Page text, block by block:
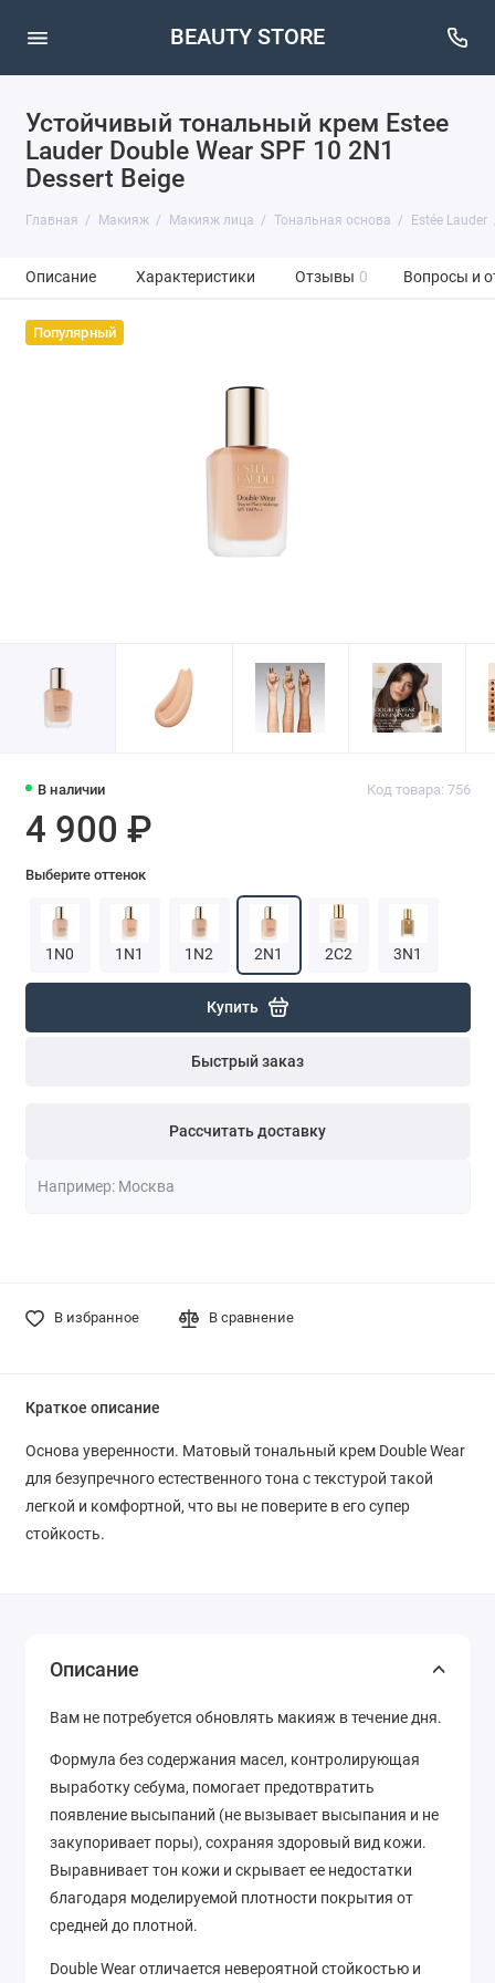
BEAUTY STORE
Устойчивый тональный крем Estee
Lauder Double Wear SPF 10 2N1
Dessert Beige
Главная Макияж Макияж лица Тональная основа Estée Lauder
Описание Характеристики Отзывы 0 Вопросы и
Популярный
В наличии Код товара: 756
4 900 ₽
Выберите оттенок
1N0 1N1 1N2 2N1 2C2 3N1
Купить
Быстрый заказ
Рассчитать доставку
В избранное В сравнение
Краткое описание
Основа уверенности. Матовый тональный крем Double Wear
для безупречного естественного тона с текстурой такой
легкой и комфортной, что вы не поверите в его супер
стойкость.
Описание
Вам не потребуется обновлять макияж в течение дня.
Формула без содержания масел, контролирующая
выработку себума, помогает предотвратить
появление высыпаний (не вызывает высыпания и не
закупоривает поры), сохраняя здоровый вид кожи.
Выравнивает тон кожи и скрывает ее недостатки
благодаря моделируемой плотности покрытия от
средней до плотной.
Double Wear отличается невероятной стойкостью и